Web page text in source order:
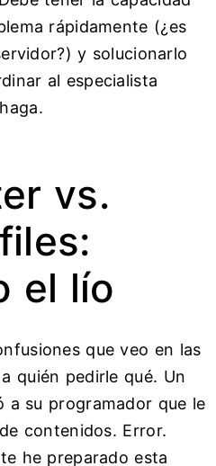
rápidamente (¿es
y solucionarlo
al especialista
vs.
el lío
que veo en las
quién pedirle qué. Un
a su programador que le
contenidos. Error.
he preparado esta